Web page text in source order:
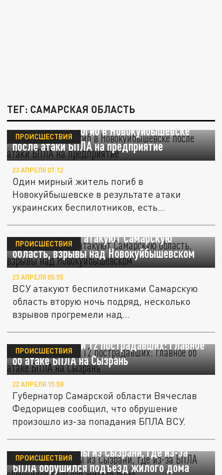
ТЕГ: САМАРСКАЯ ОБЛАСТЬ
Один человек погиб в Новокуйбышевске
после атаки БПЛА на предприятие
ПРОИСШЕСТВИЯ
23 АПРЕЛЯ 07:12
Один мирный житель погиб в
Новокуйбышевске в результате атаки
украинских беспилотников, есть
Shot: ВСУ снова атакуют Самарскую
область, взрывы над Новокуйбышевском
ПРОИСШЕСТВИЯ
23 АПРЕЛЯ 05:55
ВСУ атакуют беспилотниками Самарскую
область вторую ночь подряд, несколько
взрывов прогремели над...
Двое погибших и 12 пострадавших: главное
об атаке БПЛА на Сызрань
ПРОИСШЕСТВИЯ
22 АПРЕЛЯ 15:58
Губернатор Самарской области Вячеслав
Федорищев сообщил, что обрушение
произошло из-за попадания БПЛА ВСУ.
Появились кадры из Сызрани, где из-за
БПЛА обрушился подъезд жилого дома
ПРОИСШЕСТВИЯ